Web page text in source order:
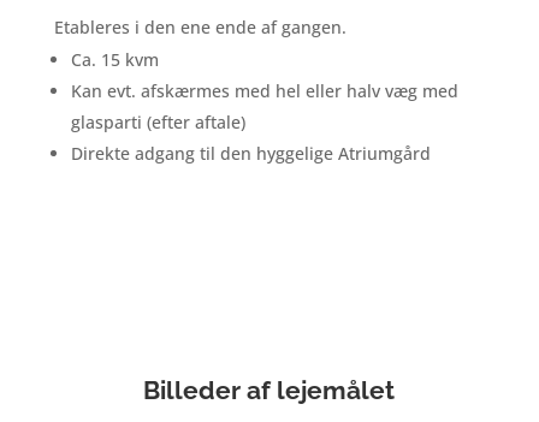
Etableres i den ene ende af gangen.
Ca. 15 kvm
Kan evt. afskærmes med hel eller halv væg med
glasparti (efter aftale)
Direkte adgang til den hyggelige Atriumgård
Billeder af lejemålet